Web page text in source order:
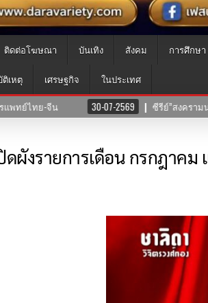
ติดต่อโฆษณา บันเทิง สังคม การศึกษา
ติเหตุ เศรษฐกิจ
ในประเทศ
ษัทแสงตะวันฟิล์ม” นำทีมโดยตัวแม่ “อุ๊บ วิริยะ” ไชยภั
ดผังรายการเดือน กรกฎาค